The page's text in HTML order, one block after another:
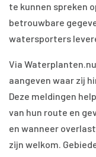
te kunnen spreken
betrouwbare
watersporters
Via
aangeven waar zij
Deze meldingen
van hun route en
en wanneer
zijn welkom.